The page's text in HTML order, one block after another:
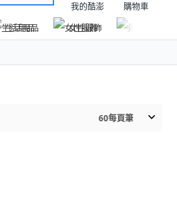
我的酷澎
購物車
生活用品 女性服飾
60每頁筆